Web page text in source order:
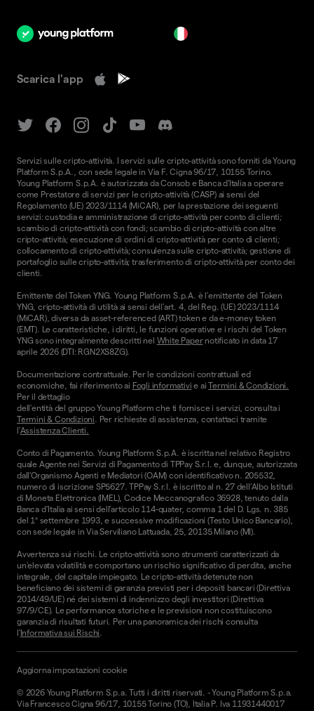
Scarica l'app
Servizi sulle cripto-attività. I servizi sulle cripto-attività sono forniti da Young
Platform S.p.A., con sede legale in Via F. Cigna 96/17, 10155 Torino.
Young Platform S.p.A. è autorizzata da Consob e Banca d'Italia a operare
come Prestatore di servizi per le cripto-attività (CASP) ai sensi del
Regolamento (UE) 2023/1114 (MiCAR), per la prestazione dei seguenti
servizi: custodia e amministrazione di cripto-attività per conto di clienti;
scambio di cripto-attività con fondi; scambio di cripto-attività con altre
cripto-attività; esecuzione di ordini di cripto-attività per conto di clienti;
collocamento di cripto-attività; consulenza sulle cripto-attività; gestione di
portafoglio sulle cripto-attività; trasferimento di cripto-attività per conto dei
clienti.
Emittente del Token YNG. Young Platform S.p.A. è l'emittente del Token
YNG, cripto-attività di utilità ai sensi dell'art. 4, del Reg. (UE) 2023/1114
(MiCAR), diversa da asset-referenced (ART) token e da e-money token
(EMT). Le caratteristiche, i diritti, le funzioni operative e i rischi del Token
YNG sono integralmente descritti nel White Papernotificato in data 17
aprile 2026 (DTI: RGN2XS8ZG).
Documentazione contrattuale. Per le condizioni contrattuali ed
economiche, fai riferimento ai Fogli informativi e aiTermini & Condizioni.
Per il dettaglio
dell'entità del gruppo Young Platform che ti fornisce i servizi, consulta i
Termini & Condizioni . Per richieste di assistenza, contattaci tramite
l'Assistenza Clienti.
Conto di Pagamento. Young Platform S.p.A. è iscritta nel relativo Registro
quale Agente nei Servizi di Pagamento di TPPay S.r.l. e, dunque, autorizzata
dall’Organismo Agenti e Mediatori (OAM) con identificativo n. 205532,
numero di iscrizione SP5627. TPPay S.r.l. è iscritto al n. 27 dell’Albo Istituti
di Moneta Elettronica (IMEL), Codice Meccanografico 36928, tenuto dalla
Banca d’Italia ai sensi dell’articolo 114-quater, comma 1 del D. Lgs. n. 385
del 1° settembre 1993, e successive modificazioni (Testo Unico Bancario),
con sede legale in Via Serviliano Lattuada, 25, 20135 Milano (MI).
Avvertenza sui rischi. Le cripto-attività sono strumenti caratterizzati da
un'elevata volatilità e comportano un rischio significativo di perdita, anche
integrale, del capitale impiegato. Le cripto-attività detenute non
beneficiano dei sistemi di garanzia previsti per i depositi bancari (Direttiva
2014/49/UE) né dei sistemi di indennizzo degli investitori (Direttiva
97/9/CE). Le performance storiche e le previsioni non costituiscono
garanzia di risultati futuri. Per una panoramica dei rischi consulta
l'Informativa sui Rischi
© 2026 Young Platform S.p.a. Tutti i diritti riservati. -Young Platform S.p.a.
Via Francesco Cigna 96/17, 10155 Torino (TO), Italia P. Iva 11931440017
Aggiorna impostazioni cookie